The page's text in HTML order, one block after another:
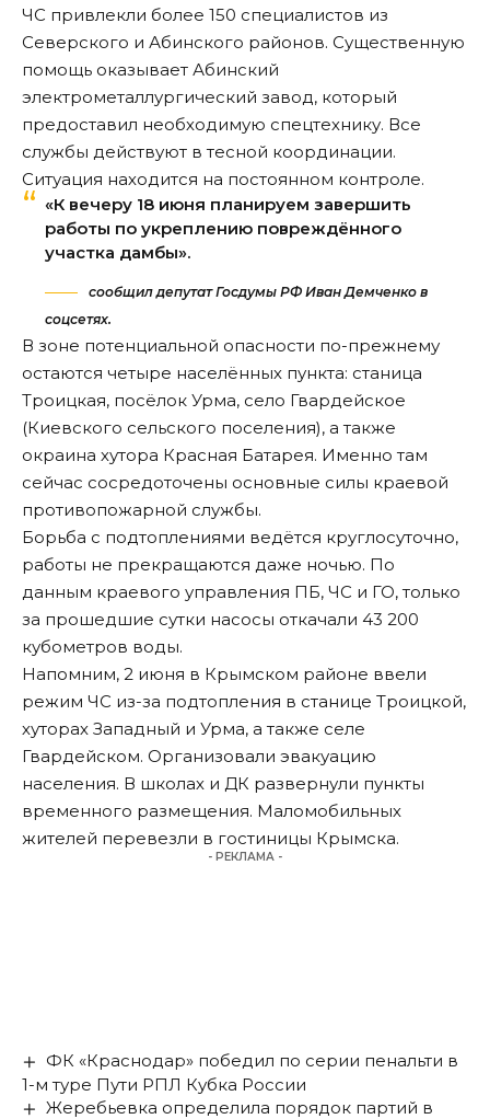
ЧС привлекли более 150 специалистов из
Северского и Абинского районов. Существенную
помощь оказывает Абинский
электрометаллургический завод, который
предоставил необходимую спецтехнику. Все
службы действуют в тесной координации.
Ситуация находится на постоянном контроле.
«К вечеру 18 июня планируем завершить
работы по укреплению повреждённого
участка дамбы».
сообщил депутат Госдумы РФ Иван Демченко в
соцсетях.
В зоне потенциальной опасности по-прежнему
остаются четыре населённых пункта: станица
Троицкая, посёлок Урма, село Гвардейское
(Киевского сельского поселения), а также
окраина хутора Красная Батарея. Именно там
сейчас сосредоточены основные силы краевой
противопожарной службы.
Борьба с подтоплениями ведётся круглосуточно,
работы не прекращаются даже ночью. По
данным краевого управления ПБ, ЧС и ГО, только
за прошедшие сутки насосы откачали 43 200
кубометров воды.
Напомним, 2 июня в Крымском районе ввели
режим ЧС из-за подтопления в станице Троицкой,
хуторах Западный и Урма, а также селе
Гвардейском. Организовали эвакуацию
населения. В школах и ДК развернули пункты
временного размещения. Маломобильных
жителей перевезли в гостиницы Крымска.
- РЕКЛАМА -
ФК «Краснодар» победил по серии пенальти в
1-м туре Пути РПЛ Кубка России
Жеребьевка определила порядок партий в